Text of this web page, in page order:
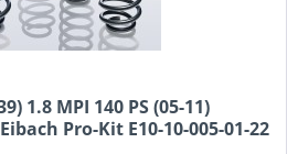
1.8 MPI 140 PS (05-11)
Pro-Kit E10-10-005-01-22